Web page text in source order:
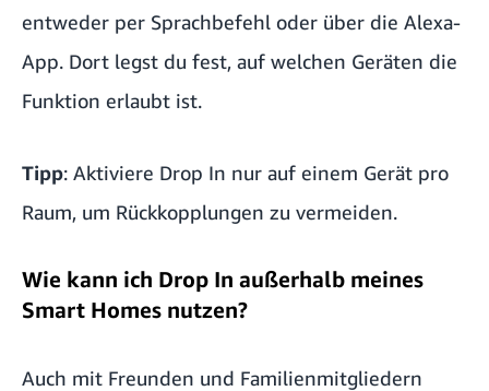
entweder per Sprachbefehl oder über die Alexa-
App. Dort legst du fest, auf welchen Geräten die
Funktion erlaubt ist.
Tipp: Aktiviere Drop In nur auf einem Gerät pro
Raum, um Rückkopplungen zu vermeiden.
Wie kann ich Drop In außerhalb meines
Smart Homes nutzen?
Auch mit Freunden und Familienmitgliedern